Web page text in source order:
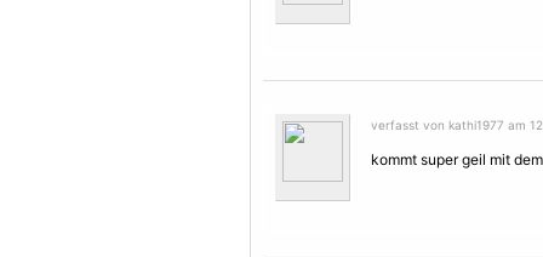
verfasst von kathi1977 am
kommt super geil mit